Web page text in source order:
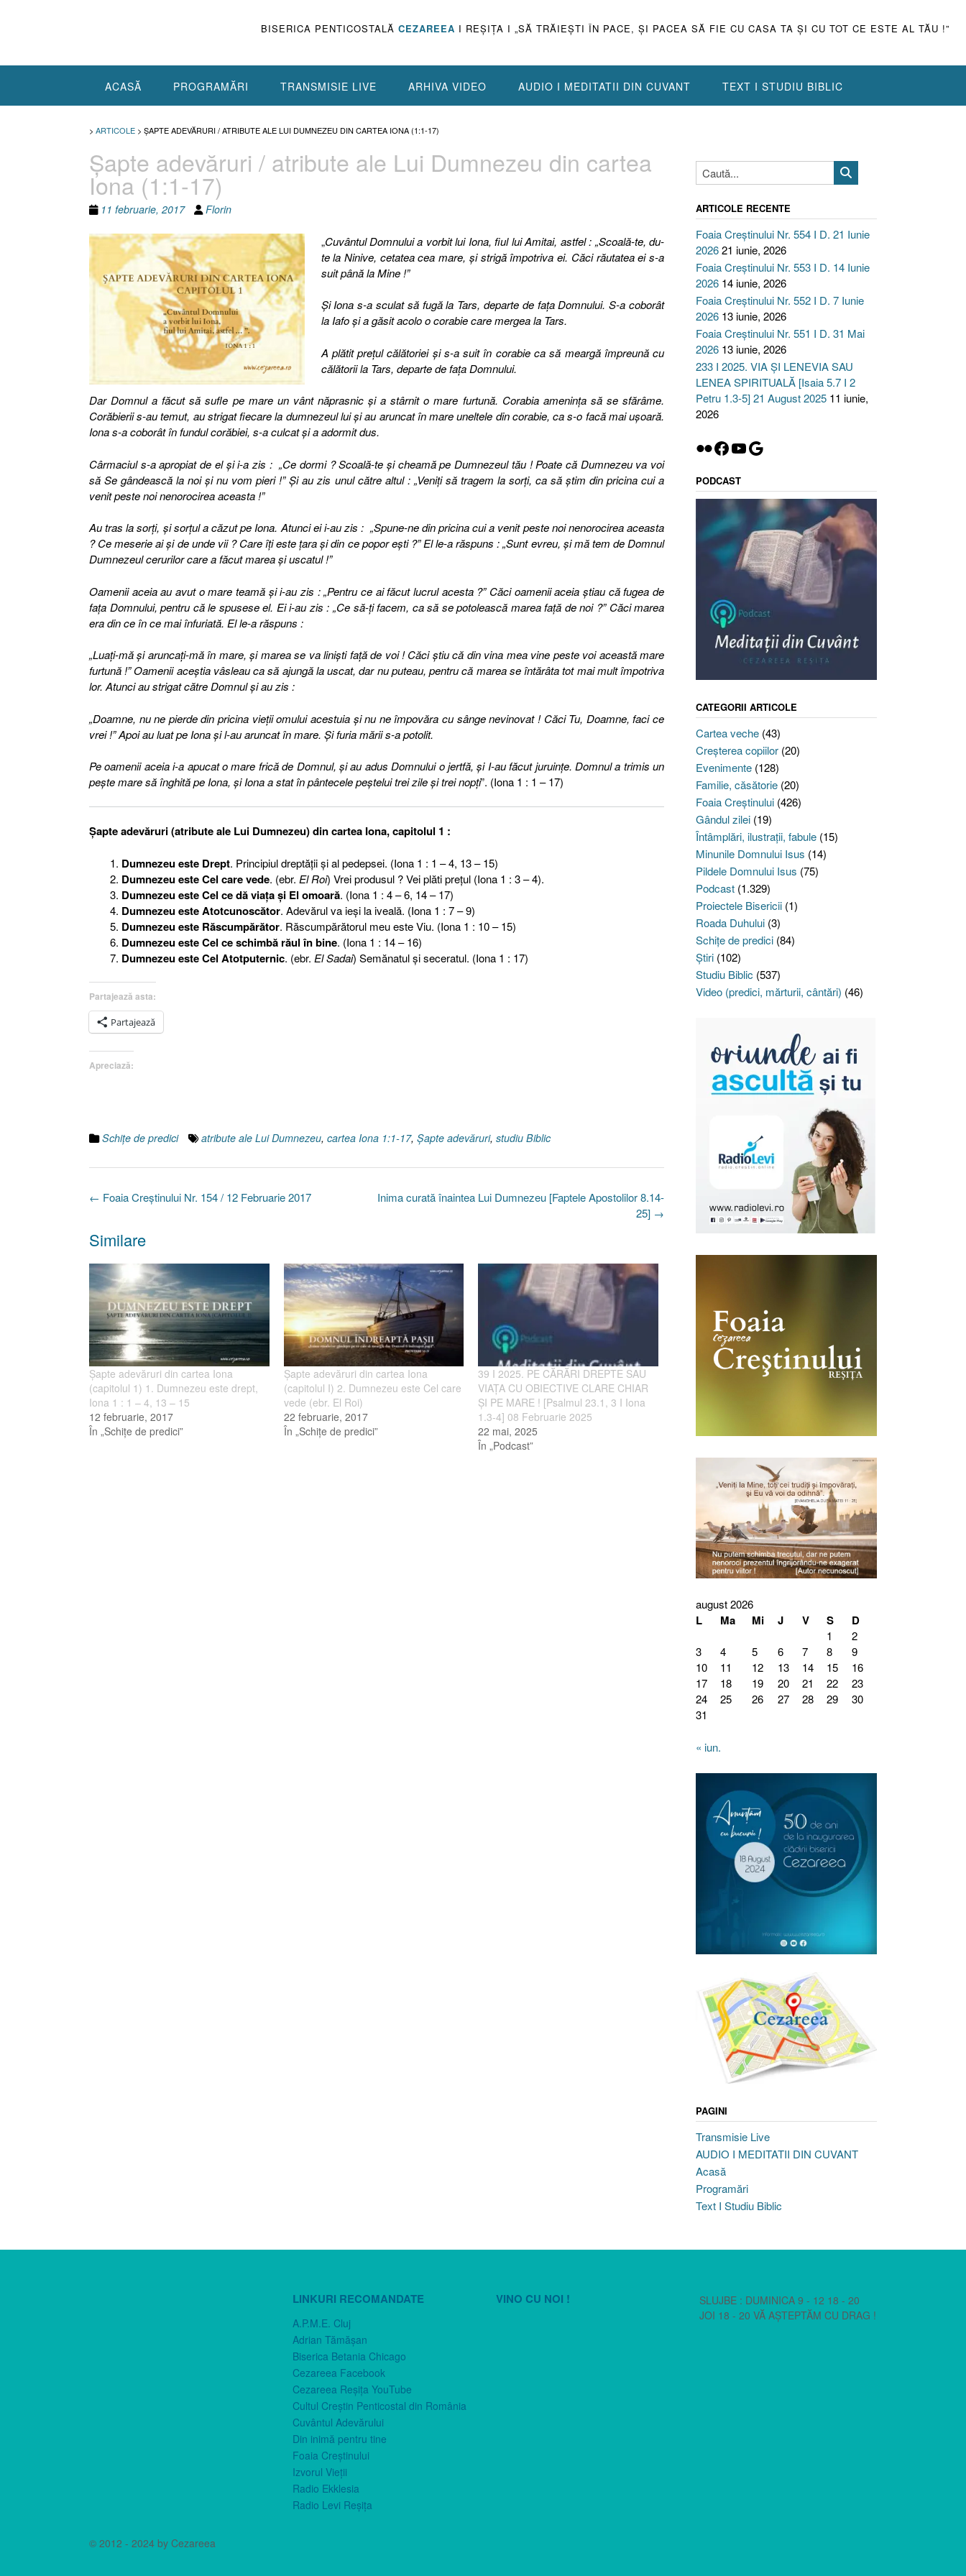
BISERICA PENTICOSTALĂ CEZAREEA I REŞIŢA I „SĂ TRĂIEŞTI ÎN PACE, ŞI PACEA SĂ FIE CU CASA TA ŞI CU TOT CE ESTE AL TĂU !”
ACASĂ PROGRAMĂRI TRANSMISIE LIVE ARHIVA VIDEO AUDIO I MEDITATII DIN CUVANT TEXT I STUDIU BIBLIC
> ARTICOLE > ŞAPTE ADEVĂRURI / ATRIBUTE ALE LUI DUMNEZEU DIN CARTEA IONA (1:1-17)
Şapte adevăruri / atribute ale Lui Dumnezeu din cartea
Iona (1:1-17)
11 februarie, 2017 Florin
„Cuvântul Domnului a vorbit lui Iona, fiul lui Amitai, astfel : „Scoală-te, du-
te la Ninive, cetatea cea mare, şi strigă împotriva ei. Căci răutatea ei s-a
suit până la Mine !”
Şi Iona s-a sculat să fugă la Tars, departe de faţa Domnului. S-a coborât
la Iafo şi a găsit acolo o corabie care mergea la Tars.
A plătit preţul călătoriei şi s-a suit în corabie ca să meargă împreună cu
călătorii la Tars, departe de faţa Domnului.
Dar Domnul a făcut să sufle pe mare un vânt năprasnic şi a stârnit o mare furtună. Corabia ameninţa să se sfărâme.
Corăbierii s-au temut, au strigat fiecare la dumnezeul lui şi au aruncat în mare uneltele din corabie, ca s-o facă mai uşoară.
Iona s-a coborât în fundul corăbiei, s-a culcat şi a adormit dus.
Cârmaciul s-a apropiat de el şi i-a zis :„Ce dormi ? Scoală-te şi cheamă pe Dumnezeul tău ! Poate că Dumnezeu va voi
să Se gândească la noi şi nu vom pieri !” Şi au zis unul către altul : „Veniţi să tragem la sorţi, ca să ştim din pricina cui a
venit peste noi nenorocirea aceasta !”
Au tras la sorţi, şi sorţul a căzut pe Iona. Atunci ei i-au zis : „Spune-ne din pricina cui a venit peste noi nenorocirea aceasta
? Ce meserie ai şi de unde vii ? Care îţi este ţara şi din ce popor eşti ?” El le-a răspuns : „Sunt evreu, şi mă tem de Domnul
Dumnezeul cerurilor care a făcut marea şi uscatul !”
Oamenii aceia au avut o mare teamă şi i-au zis : „Pentru ce ai făcut lucrul acesta ?” Căci oamenii aceia ştiau că fugea de
faţa Domnului, pentru că le spusese el. Ei i-au zis : „Ce să-ţi facem, ca să se potolească marea faţă de noi ?” Căci marea
era din ce în ce mai înfuriată. El le-a răspuns :
„Luaţi-mă şi aruncaţi-mă în mare, şi marea se va linişti faţă de voi ! Căci ştiu că din vina mea vine peste voi această mare
furtună !” Oamenii aceştia vâsleau ca să ajungă la uscat, dar nu puteau, pentru că marea se întărâta tot mai mult împotriva
lor. Atunci au strigat către Domnul şi au zis :
„Doamne, nu ne pierde din pricina vieţii omului acestuia şi nu ne împovăra cu sânge nevinovat ! Căci Tu, Doamne, faci ce
vrei !” Apoi au luat pe Iona şi l-au aruncat în mare. Şi furia mării s-a potolit.
Pe oamenii aceia i-a apucat o mare frică de Domnul, şi au adus Domnului o jertfă, şi I-au făcut juruinţe. Domnul a trimis un
peşte mare să înghită pe Iona, şi Iona a stat în pântecele peştelui trei zile şi trei nopţi”. (Iona 1 : 1 – 17)
Şapte adevăruri (atribute ale Lui Dumnezeu) din cartea Iona, capitolul 1 :
Dumnezeu este Drept. Principiul dreptăţii şi al pedepsei. (Iona 1 : 1 – 4, 13 – 15)
Dumnezeu este Cel care vede. (ebr. El Roi) Vrei produsul ? Vei plăti preţul (Iona 1 : 3 – 4).
Dumnezeu este Cel ce dă viaţa şi El omoară. (Iona 1 : 4 – 6, 14 – 17)
Dumnezeu este Atotcunoscător. Adevărul va ieşi la iveală. (Iona 1 : 7 – 9)
Dumnezeu este Răscumpărător. Răscumpărătorul meu este Viu. (Iona 1 : 10 – 15)
Dumnezeu este Cel ce schimbă răul în bine. (Iona 1 : 14 – 16)
Dumnezeu este Cel Atotputernic. (ebr. El Sadai) Semănatul şi seceratul. (Iona 1 : 17)
Partajează asta:
Partajează
Apreciază:
Schiţe de predici atribute ale Lui Dumnezeu, cartea Iona 1:1-17, Şapte adevăruri, studiu Biblic
Post
Inima curată înaintea Lui Dumnezeu [Faptele Apostolilor 8.14-
25] →
← Foaia Creştinului Nr. 154 / 12 Februarie 2017
Similare
Şapte adevăruri din cartea Iona
(capitolul 1) 1. Dumnezeu este drept,
Iona 1 : 1 – 4, 13 – 15
12 februarie, 2017
În „Schiţe de predici”
Şapte adevăruri din cartea Iona
(capitolul I) 2. Dumnezeu este Cel care
vede (ebr. El Roi)
22 februarie, 2017
În „Schiţe de predici”
39 I 2025. PE CĂRĂRI DREPTE SAU
VIAȚA CU OBIECTIVE CLARE CHIAR
ȘI PE MARE ! [Psalmul 23.1, 3 I Iona
1.3-4] 08 Februarie 2025
22 mai, 2025
În „Podcast”
ARTICOLE RECENTE
Foaia Creștinului Nr. 554 I D. 21 Iunie
202621 iunie, 2026
Foaia Creștinului Nr. 553 I D. 14 Iunie
2026 14 iunie, 2026
Foaia Creștinului Nr. 552 I D. 7 Iunie
2026 13 iunie, 2026
Foaia Creștinului Nr. 551 I D. 31 Mai
2026 13 iunie, 2026
233 I 2025. VIA ȘI LENEVIA SAU
LENEA SPIRITUALĂ [Isaia 5.7 I 2
Petru 1.3-5] 21 August 2025 11 iunie,
2026
Flickr
Facebook
YouTube
Google
PODCAST
CATEGORII ARTICOLE
Cartea veche(43)
Creşterea copiilor(20)
Evenimente(128)
Familie, căsătorie(20)
Foaia Creştinului(426)
Gândul zilei(19)
Întâmplări, ilustraţii, fabule(15)
Minunile Domnului Isus (14)
Pildele Domnului Isus (75)
Podcast(1.329)
Proiectele Bisericii(1)
Roada Duhului(3)
Schiţe de predici(84)
Ştiri(102)
Studiu Biblic (537)
Video (predici, mărturii, cântări) (46)
august 2026
L Ma Mi J V S D
1
2
3
4 5 6 7 8
9
10
11 12 13 14 15
16
17
18 19 20 21 22
23
24
25 26 27 28 29
30
31
« iun.
PAGINI
Transmisie Live
AUDIO I MEDITATII DIN CUVANT
Acasă
Programări
Text I Studiu Biblic
LINKURI RECOMANDATE
A.P.M.E. Cluj
Adrian Tămăşan
Biserica Betania Chicago
Cezareea Facebook
Cezareea Reşiţa YouTube
Cultul Creştin Penticostal din România
Cuvântul Adevărului
Din inimă pentru tine
Foaia Creştinului
Izvorul Vieţii
Radio Ekklesia
Radio Levi Reşiţa
VINO CU NOI !
SLUJBE : DUMINICA 9 - 12 18 - 20
JOI 18 - 20 VĂ AȘTEPTĂM CU DRAG !
© 2012 - 2024 by Cezareea